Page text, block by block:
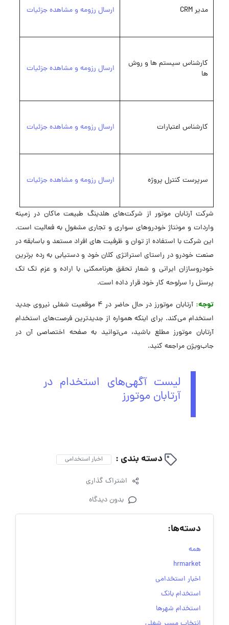
مدیر CRM ارسال رزومه و مشاهده جزئیات
کارشناس سیستم ها و روش
ها
ارسال رزومه و مشاهده جزئیات
کارشناس اعتبارات ارسال رزومه و مشاهده جزئیات
سرپرست کنترل پروژه ارسال رزومه و مشاهده جزئیات
شرکت آرتابان موتور از شرکت‌های هلدینگ طبیعت ماکان در زمینه
واردات و مونتاژ خودروهای سواری و تجاری مشغول به فعالیت است.
این شرکت با استفاده از توان و ظرفیت های افراد مستعد و باسابقه در
صنعت خودرو در راستای استراتژی کلان خود و دستیابی به رده برترین
خودروسازان ایرانی و شعار تحقق هرناممکنی با اراده و عزم تک تک
پرسنل را سرلوحه کار خود قرار داده است.
توجه:
آرتابان موتورز در حال حاضر در 4 موقعیت شغلی نیروی جدید
استخدام می‌کند. برای اینکه همواره از جدیدترین فرصت‌های استخدام
آرتابان موتورز مطلع باشید، می‌توانید به صفحه اختصاصی آن در
جاب‌ویژن مراجعه کنید.
لیست آگهی‌های استخدام در
آرتابان موتورز
دسته بندی : اخبار استخدامی
اشتراک گذاری
بدون دیدگاه
دسته‌ها:
همه
hrmarket
اخبار استخدامی
استخدام بانک
استخدام شهرها